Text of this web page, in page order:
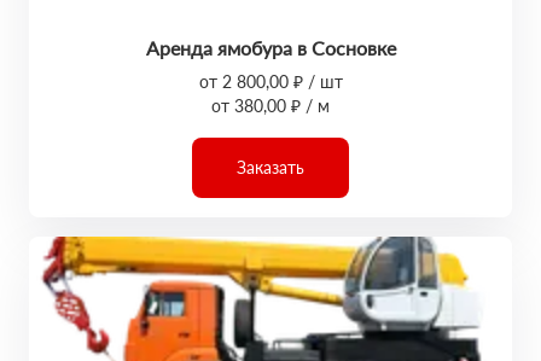
Аренда ямобура в Сосновке
от 2 800,00 ₽ / шт
от 380,00 ₽ / м
Заказать